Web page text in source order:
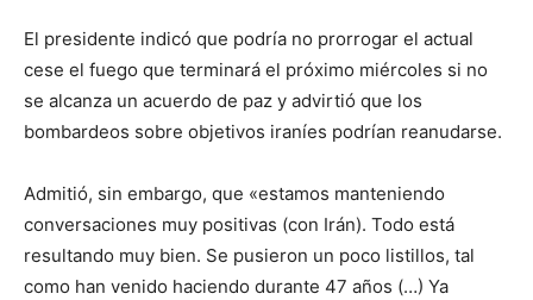
El presidente indicó que podría no prorrogar el actual
cese el fuego que terminará el próximo miércoles si no
se alcanza un acuerdo de paz y advirtió que los
bombardeos sobre objetivos iraníes podrían reanudarse.
Admitió, sin embargo, que «estamos manteniendo
conversaciones muy positivas (con Irán). Todo está
resultando muy bien. Se pusieron un poco listillos, tal
como han venido haciendo durante 47 años (…) Ya